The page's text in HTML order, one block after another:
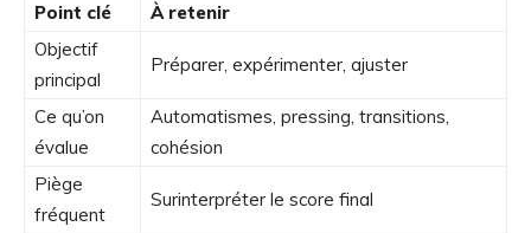
Point clé
À retenir
Objectif
principal
Préparer, expérimenter, ajuster
Ce qu’on
évalue
Automatismes, pressing, transitions,
cohésion
Piège
fréquent
Surinterpréter le score final